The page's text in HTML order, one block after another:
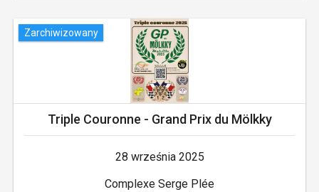
Zarchiwizowany
Triple Couronne - Grand Prix du Mölkky
28 września 2025
Complexe Serge Plée